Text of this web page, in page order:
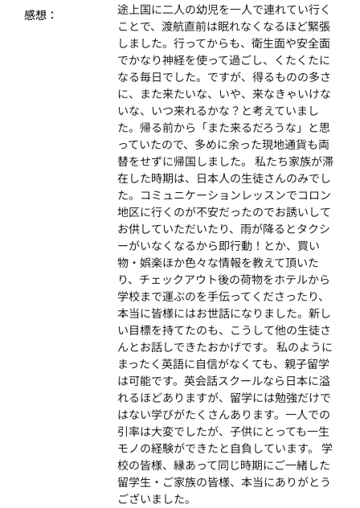
感想：
途上国に二人の幼児を一人で連れてい行く
ことで、渡航直前は眠れなくなるほど緊張
しました。行ってからも、衛生面や安全面
でかなり神経を使って過ごし、くたくたに
なる毎日でした。ですが、得るものの多さ
に、また来たいな、いや、来なきゃいけな
いな、いつ来れるかな？と考えていまし
た。帰る前から「また来るだろうな」と思
っていたので、多めに余った現地通貨も両
替をせずに帰国しました。 私たち家族が滞
在した時期は、日本人の生徒さんのみでし
た。コミュニケーションレッスンでコロン
地区に行くのが不安だったのでお誘いして
お供していただいたり、雨が降るとタクシ
ーがいなくなるから即行動！とか、買い
物・娯楽ほか色々な情報を教えて頂いた
り、チェックアウト後の荷物をホテルから
学校まで運ぶのを手伝ってくださったり、
本当に皆様にはお世話になりました。新し
い目標を持てたのも、こうして他の生徒さ
んとお話しできたおかげです。 私のように
まったく英語に自信がなくても、親子留学
は可能です。英会話スクールなら日本に溢
れるほどありますが、留学には勉強だけで
はない学びがたくさんあります。一人での
引率は大変でしたが、子供にとっても一生
モノの経験ができたと自負しています。 学
校の皆様、縁あって同じ時期にご一緒した
留学生・ご家族の皆様、本当にありがとう
ございました。